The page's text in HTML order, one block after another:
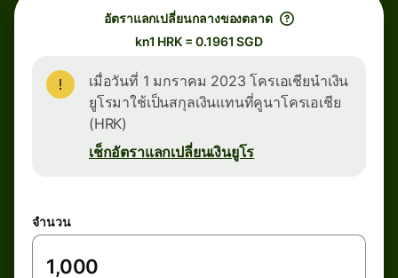
อัตราแลกเปลี่ยนกลางของตลาด
kn1 HRK = 0.1961 SGD
เมื่อวันที่ 1 มกราคม 2023 โครเอเชียนำเงิน
ยูโรมาใช้เป็นสกุลเงินแทนที่คูนาโครเอเชีย
(HRK)
เช็กอัตราแลกเปลี่ยนเงินยูโร
จำนวน